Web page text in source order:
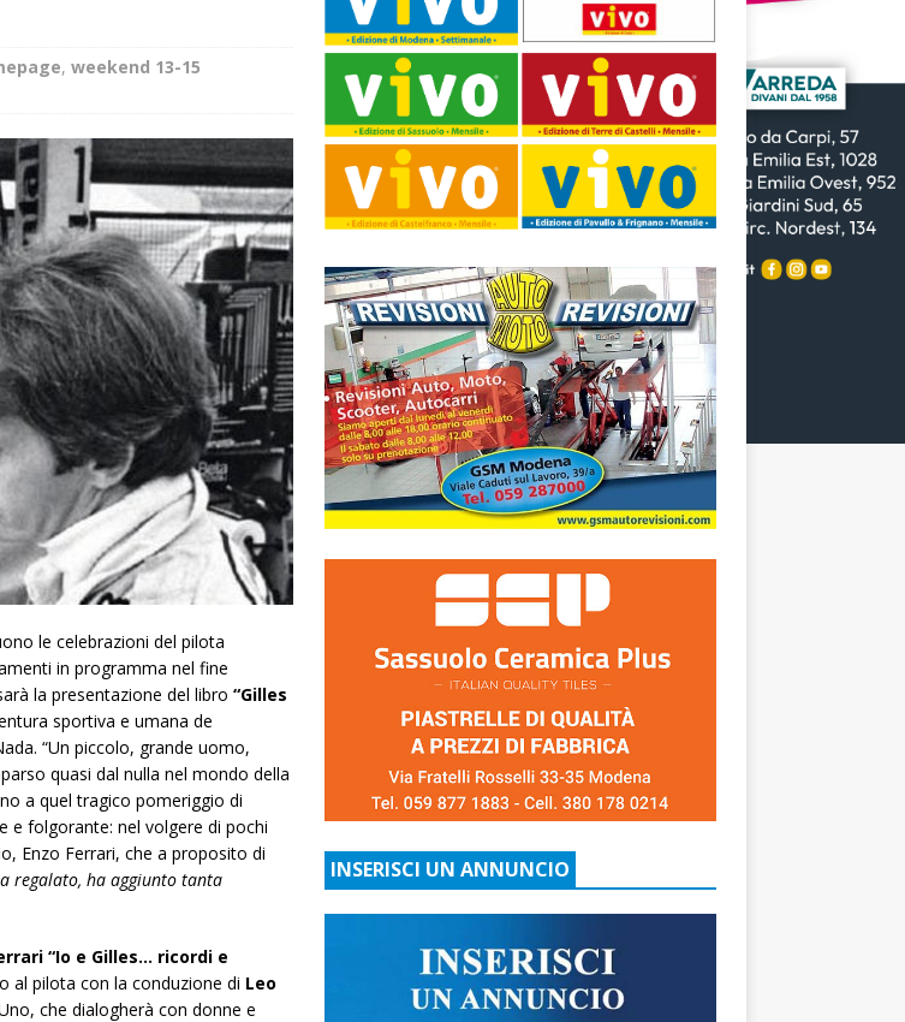
, weekend 13-15
le celebrazioni del pilota
in programma nel fine
la presentazione del libro “Gilles
sportiva e umana de
“Un piccolo, grande uomo,
quasi dal nulla nel mondo della
a quel tragico pomeriggio di
e folgorante: nel volgere di pochi
Enzo Ferrari, che a proposito di
regalato, ha aggiunto tanta
“Io e Gilles… ricordi e
al pilota con la conduzione di Leo
che dialogherà con donne e
INSERISCI UN ANNUNCIO